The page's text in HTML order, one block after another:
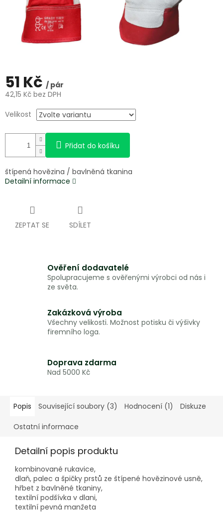
51 Kč / pár
42,15 Kč bez DPH
cena:
Velikost
Přidat do košíku
štípená hovězina / bavlněná tkanina
Detailní informace
ZEPTAT SE SDÍLET
Ověření dodavatelé
Spolupracujeme s ověřenými výrobci od nás i
ze světa.
Zakázková výroba
Všechny velikosti. Možnost potisku či výšivky
firemního loga.
Doprava zdarma
Nad 5000 Kč
Popis Související soubory (3) Hodnocení (1) Diskuze
Ostatní informace
Detailní popis produktu
kombinované rukavice,
dlaň, palec a špičky prstů ze štípené hovězinové usně,
hřbet z bavlněné tkaniny,
textilní podšívka v dlani,
textilní pevná manžeta